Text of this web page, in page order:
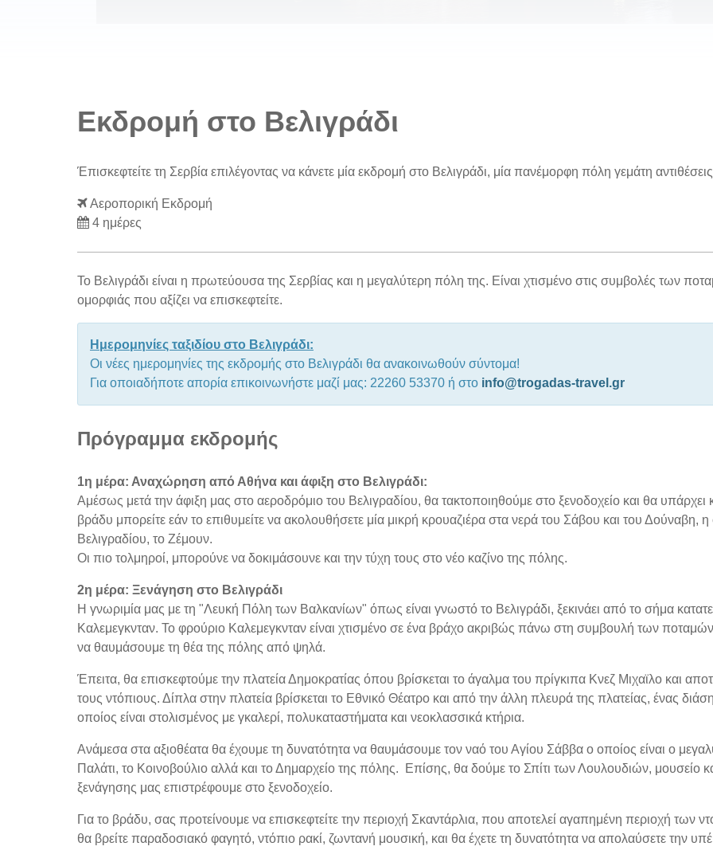
Εκδρομή στο Βελιγράδι
Έπισκεφτείτε τη Σερβία επιλέγοντας να κάνετε μία εκδρομή στο Βελιγράδι, μία πανέμορφη πόλη γεμάτη
Αεροπορική Εκδρομή
4 ημέρες
Το Βελιγράδι είναι η πρωτεύουσα της Σερβίας και η μεγαλύτερη πόλη της. Είναι χτισμένο στις συμβολές των
ομορφιάς που αξίζει να επισκεφτείτε.
Ημερομηνίες ταξιδίου στο Βελιγράδι:
Οι νέες ημερομηνίες της εκδρομής στο Βελιγράδι θα ανακοινωθούν σύντομα!
Για οποιαδήποτε απορία επικοινωνήστε μαζί μας: 22260 53370 ή στο info@trogadas-travel.gr
Πρόγραμμα εκδρομής
1η μέρα: Αναχώρηση από Αθήνα και άφιξη στο Βελιγράδι:
Αμέσως μετά την άφιξη μας στο αεροδρόμιο του Βελιγραδίου, θα τακτοποιηθούμε στο ξενοδοχείο και θα
βράδυ μπορείτε εάν το επιθυμείτε να ακολουθήσετε μία μικρή κρουαζιέρα στα νερά του Σάβου και του Δούναβη,
Βελιγραδίου, το Ζέμουν.
Οι πιο τολμηροί, μπορούνε να δοκιμάσουνε και την τύχη τους στο νέο καζίνο της πόλης.
2η μέρα: Ξενάγηση στο Βελιγράδι
Η γνωριμία μας με τη "Λευκή Πόλη των Βαλκανίων" όπως είναι γνωστό το Βελιγράδι, ξεκινάει από το σήμα
Καλεμεγκνταν. Το φρούριο Καλεμεγκνταν είναι χτισμένο σε ένα βράχο ακριβώς πάνω στη συμβουλή των
να θαυμάσουμε τη θέα της πόλης από ψηλά.
Έπειτα, θα επισκεφτούμε την πλατεία Δημοκρατίας όπου βρίσκεται το άγαλμα του πρίγκιπα Κνεζ Μιχαϊλο και
τους ντόπιους. Δίπλα στην πλατεία βρίσκεται το Εθνικό Θέατρο και από την άλλη πλευρά της πλατείας, ένας
οποίος είναι στολισμένος με γκαλερί, πολυκαταστήματα και νεοκλασσικά κτήρια.
Ανάμεσα στα αξιοθέατα θα έχουμε τη δυνατότητα να θαυμάσουμε τον ναό του Αγίου Σάββα ο οποίος είναι ο
Παλάτι, το Κοινοβούλιο αλλά και το Δημαρχείο της πόλης. Επίσης, θα δούμε το Σπίτι των Λουλουδιών, μουσείο
ξενάγησης μας επιστρέφουμε στο ξενοδοχείο.
Για το βράδυ, σας προτείνουμε να επισκεφτείτε την περιοχή Σκαντάρλια, που αποτελεί αγαπημένη περιοχή των
θα βρείτε παραδοσιακό φαγητό, ντόπιο ρακί, ζωντανή μουσική, και θα έχετε τη δυνατότητα να απολαύσετε την